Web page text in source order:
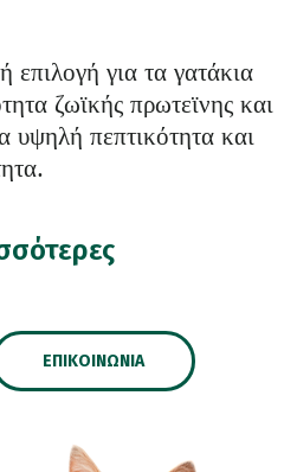
επιλογή για τα γατάκια
ζωϊκής πρωτεϊνης και
υψηλή πεπτικότητα και
ΕΠΙΚΟΙΝΩΝΊΑ